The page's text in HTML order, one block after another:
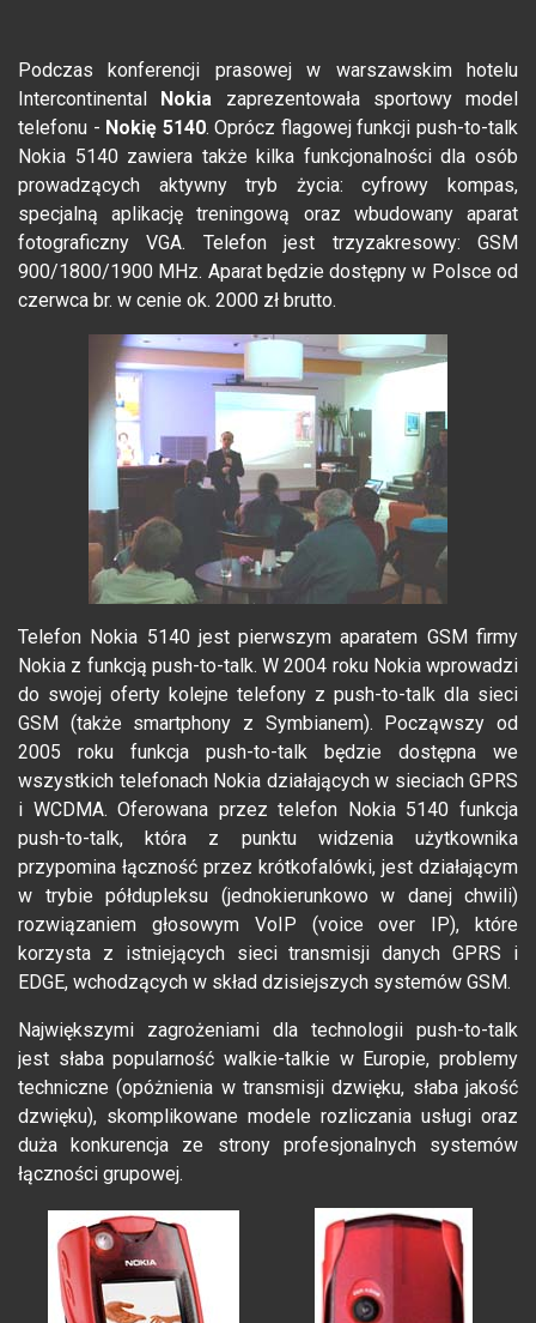
Podczas konferencji prasowej w warszawskim hotelu
Intercontinental
Nokia zaprezentowała sportowy model
telefonu - Nokię 5140. Oprócz flagowej funkcji push-to-talk
Nokia 5140 zawiera także kilka funkcjonalności dla osób
prowadzących aktywny tryb życia: cyfrowy kompas,
specjalną aplikację treningową oraz wbudowany aparat
fotograficzny VGA. Telefon jest trzyzakresowy: GSM
900/1800/1900 MHz. Aparat będzie dostępny w Polsce od
czerwca br. w cenie ok. 2000 zł brutto.
Telefon Nokia 5140 jest pierwszym aparatem GSM firmy
Nokia z funkcją push-to-talk. W 2004 roku Nokia wprowadzi
do swojej oferty kolejne telefony z push-to-talk dla sieci
GSM (także smartphony z Symbianem). Począwszy od
2005 roku funkcja push-to-talk będzie dostępna we
wszystkich telefonach Nokia działających w sieciach GPRS
i WCDMA. Oferowana przez telefon Nokia 5140 funkcja
push-to-talk, która z punktu widzenia użytkownika
przypomina łączność przez krótkofalówki, jest działającym
w trybie półdupleksu (jednokierunkowo w danej chwili)
rozwiązaniem głosowym VoIP (voice over IP), które
korzysta z istniejących sieci transmisji danych GPRS i
EDGE, wchodzących w skład dzisiejszych systemów GSM.
Największymi zagrożeniami dla technologii push-to-talk
jest słaba popularność walkie-talkie w Europie, problemy
techniczne (opóżnienia w transmisji dzwięku, słaba jakość
dzwięku), skomplikowane modele rozliczania usługi oraz
duża konkurencja ze strony profesjonalnych systemów
łączności grupowej.